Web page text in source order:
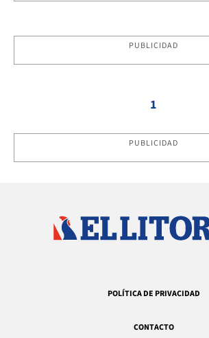
PUBLICIDAD
1
PUBLICIDAD
POLÍTICA DE PRIVACIDAD
CONTACTO